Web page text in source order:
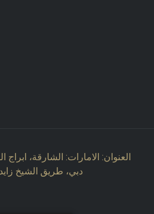
العنوان: الامارات: الشارقة، ابراج
دبي، طريق الشيخ